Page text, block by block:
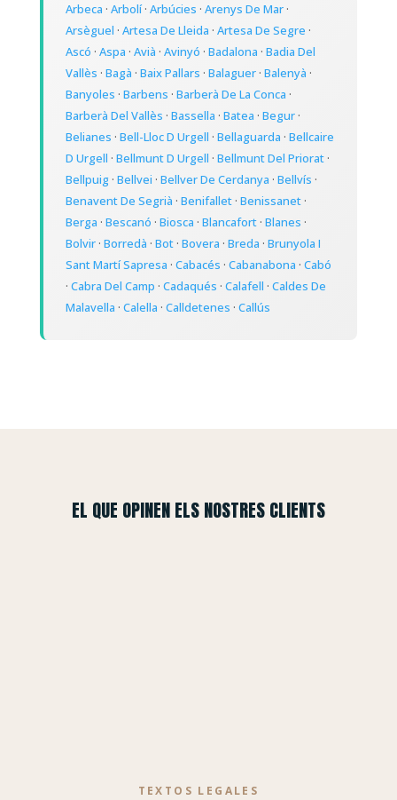
Arbeca · Arbolí· Arbúcies · Arenys De Mar·
Arsèguel · Artesa De Lleida · Artesa De Segre ·
Ascó · Aspa · Avià · Avinyó · Badalona · Badia Del
Vallès · Bagà · Baix Pallars · Balaguer· Balenyà ·
Banyoles · Barbens · Barberà De La Conca ·
Barberà Del Vallès · Bassella · Batea · Begur·
Belianes · Bell-Lloc D Urgell · Bellaguarda · Bellcaire
D Urgell · Bellmunt D Urgell · Bellmunt Del Priorat·
Bellpuig· Bellvei · Bellver De Cerdanya · Bellvís ·
Benavent De Segrià · Benifallet· Benissanet·
Berga · Bescanó · Biosca · Blancafort· Blanes ·
Bolvir· Borredà · Bot· Bovera · Breda · Brunyola I
Sant Martí Sapresa · Cabacés · Cabanabona · Cabó
· Cabra Del Camp · Cadaqués · Calafell · Caldes De
Malavella · Calella · Calldetenes · Callús
EL QUE OPINEN ELS NOSTRES CLIENTS
TEXTOS LEGALES